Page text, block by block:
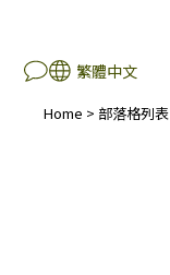
繁體中文
Home > 部落格列表